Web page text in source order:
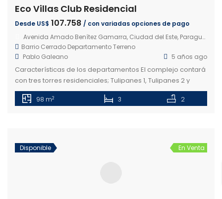
Eco Villas Club Residencial
Desde US$ 107.758 / con variadas opciones de pago
Avenida Amado Benítez Gamarra, Ciudad del Este, Paraguay
Barrio Cerrado DepartamentoTerreno
Pablo Galeano
5 años ago
Características de los departamentos El complejo contará
con tres torres residenciales; Tulipanes 1, Tulipanes 2 y
Tulipanes 3. Los edificios tendrán 14 pisos cada uno, y
cuatro departamentos por piso. Torre Tulipanes 1: Esta
98 m2 3 2
Disponible En Venta